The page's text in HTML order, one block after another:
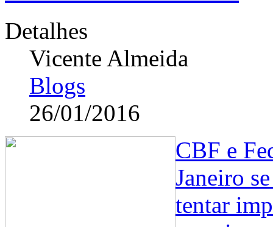
Detalhes
Vicente Almeida
Blogs
26/01/2016
CBF e
Janeiro
tentar